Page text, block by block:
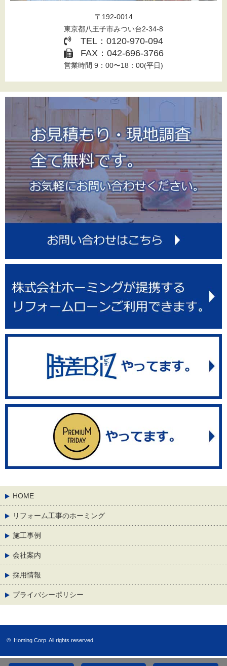
〒192-0014
東京都八王子市みつい台2-34-8
TEL：0120-970-094
FAX：042-696-3766
営業時間 9：00〜18：00(平日)
HOME
リフォーム工事のホーミング
施工事例
会社案内
採用情報
プライバシーポリシー
© Homing Corp. All rights reserved.